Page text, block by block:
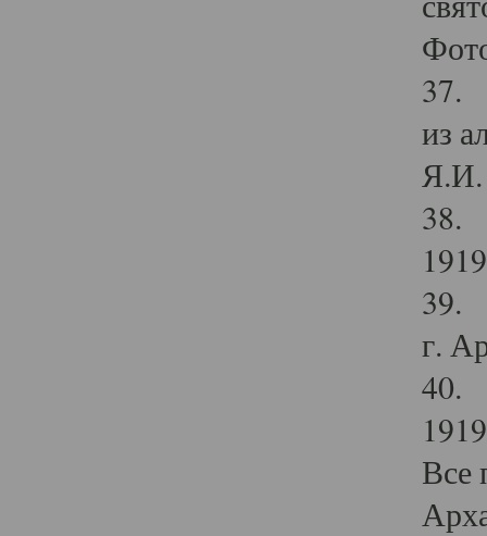
37.
из
Я.И.
38.
39.
г.
40.
Все